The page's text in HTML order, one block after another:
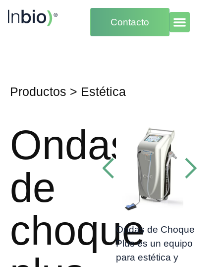
Contacto
Productos > Estética
Ondas
de
choqueOndas de Choque
Plus es un equipo
para estética y